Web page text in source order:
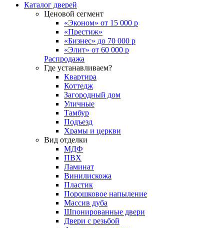
Каталог дверей
Ценовой сегмент
«Эконом» от 15 000 р
«Престиж»
«Бизнес» до 70 000 р
«Элит» от 60 000 р
Распродажа
Где устанавливаем?
Квартира
Коттедж
Загородный дом
Уличные
Тамбур
Подъезд
Храмы и церкви
Вид отделки
МДФ
ПВХ
Ламинат
Винилискожа
Пластик
Порошковое напыление
Массив дуба
Шпонированные двери
Двери с резьбой